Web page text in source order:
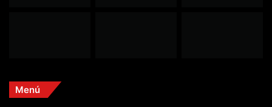
Menú